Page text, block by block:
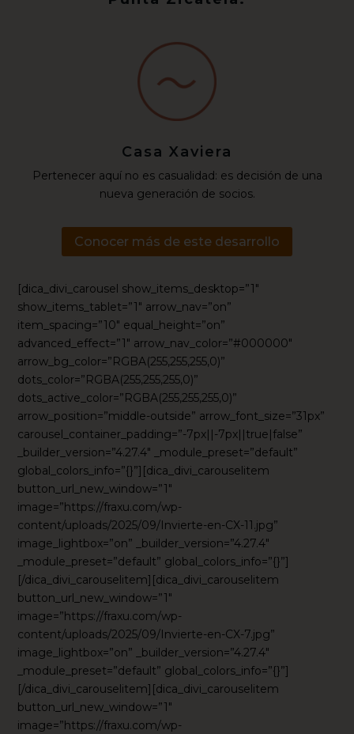
Casa Xaviera
Pertenecer aquí no es casualidad: es decisión de una
nueva generación de socios.
Conocer más de este desarrollo
[dica_divi_carousel show_items_desktop=”1″
show_items_tablet=”1″ arrow_nav=”on”
item_spacing=”10″ equal_height=”on”
advanced_effect=”1″ arrow_nav_color=”#000000″
arrow_bg_color=”RGBA(255,255,255,0)”
dots_color=”RGBA(255,255,255,0)”
dots_active_color=”RGBA(255,255,255,0)”
arrow_position=”middle-outside” arrow_font_size=”31px”
carousel_container_padding=”-7px||-7px||true|false”
_builder_version=”4.27.4″ _module_preset=”default”
global_colors_info=”{}”][dica_divi_carouselitem
button_url_new_window=”1″
image=”https://fraxu.com/wp-
content/uploads/2025/09/Invierte-en-CX-11.jpg”
image_lightbox=”on” _builder_version=”4.27.4″
_module_preset=”default” global_colors_info=”{}”]
[/dica_divi_carouselitem][dica_divi_carouselitem
button_url_new_window=”1″
image=”https://fraxu.com/wp-
content/uploads/2025/09/Invierte-en-CX-7.jpg”
image_lightbox=”on” _builder_version=”4.27.4″
_module_preset=”default” global_colors_info=”{}”]
[/dica_divi_carouselitem][dica_divi_carouselitem
button_url_new_window=”1″
image=”https://fraxu.com/wp-